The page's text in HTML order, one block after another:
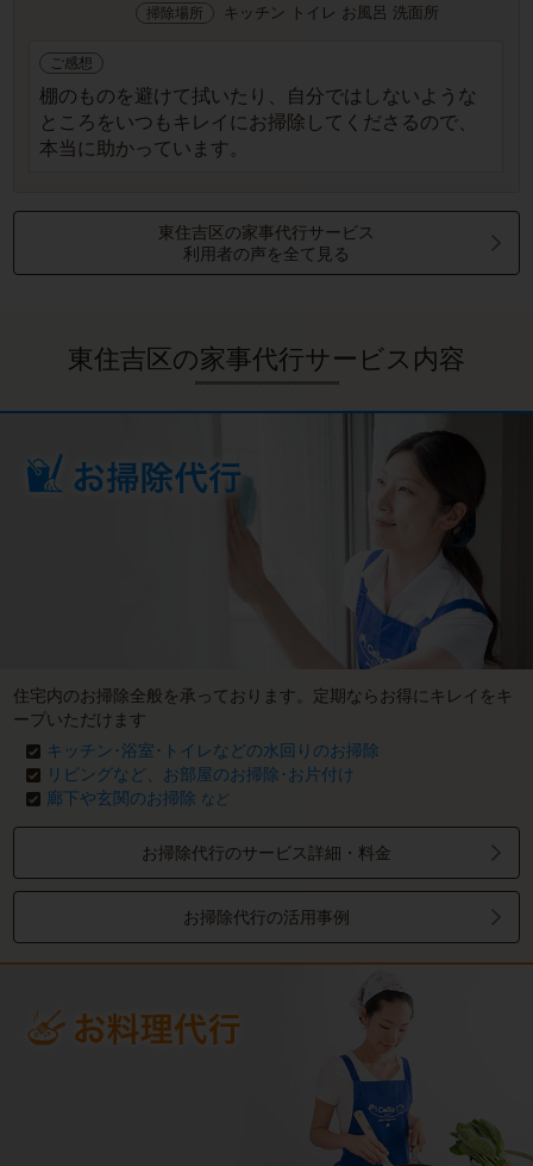
掃除場所 キッチン トイレ お風呂 洗面所
ご感想
棚のものを避けて拭いたり、自分ではしないような
ところをいつもキレイにお掃除してくださるので、
本当に助かっています。
東住吉区の家事代行サービス
利用者の声を全て見る
東住吉区の家事代行サービス内容
住宅内のお掃除全般を承っております。定期ならお得にキレイをキ
ープいただけます
キッチン･浴室･トイレなどの水回りのお掃除
リビングなど、お部屋のお掃除･お片付け
廊下や玄関のお掃除 など
お掃除代行のサービス詳細・料金
お掃除代行の活用事例